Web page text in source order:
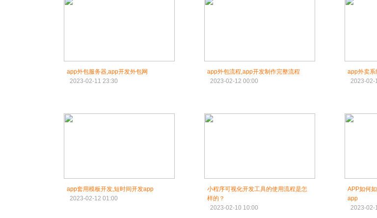
app外包服务器,app开发外包网
2023-02-11 23:30
app外包流程,app开发制作完整流程
2023-02-12 00:00
app外卖系
2023-02-
app套用模板开发,短时间开发app
2023-02-12 01:00
小程序可视化开发工具的使用流程是怎
样的？
2023-02-10 10:00
APP如何
app
2023-02-